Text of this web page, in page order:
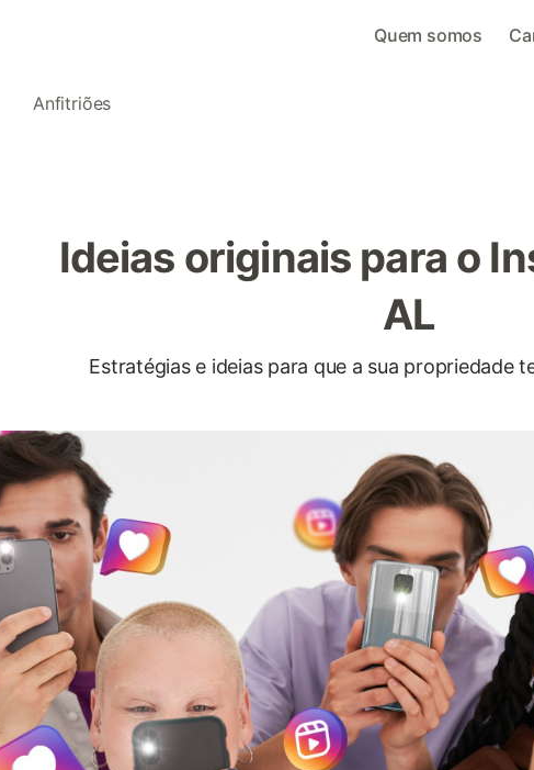
Quem somos
Anfitriões
Ideias originais para o
AL
Estratégias e ideias para que a sua propriedade